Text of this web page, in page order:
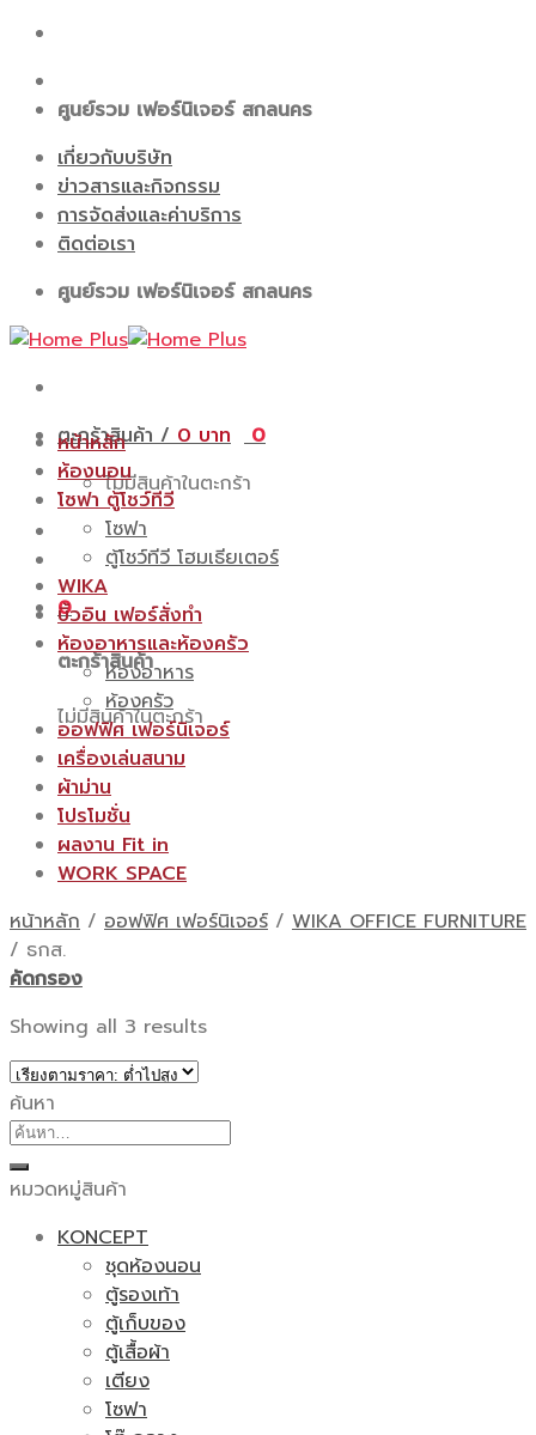
Skip
content
ศูนย์รวม เฟอร์นิเจอร์ สกลนคร
เกี่ยวกับบริษัท
ข่าวสารและกิจกรรม
การจัดส่งและค่าบริการ
ติดต่อเรา
ศูนย์รวม เฟอร์นิเจอร์ สกลนคร
ตะกร้าสินค้า /0
0
ไม่มีสินค้าในตะกร้า
0
ตะกร้าสินค้า
ไม่มีสินค้าในตะกร้า
หน้าหลัก
ห้องนอน
โซฟา ตู้โชว์ทีวี
โซฟา
ตู้โชว์ทีวี โฮมเธียเตอร์
WIKA
บิ้วอิน เฟอร์สั่งทำ
ห้องอาหารและห้องครัว
ห้องอาหาร
ห้องครัว
ออฟฟิศ เฟอร์นิเจอร์
เครื่องเล่นสนาม
ผ้าม่าน
โปรโมชั่น
ผลงาน Fit in
WORK SPACE
หน้าหลัก / ออฟฟิศ เฟอร์นิเจอร์ / WIKA OFFICE FURNITURE
/ ธกส.
คัดกรอง
Showing all 3 results
ค้นหา
ค้นหา:
หมวดหมู่สินค้า
KONCEPT
ชุดห้องนอน
ตู้รองเท้า
ตู้เก็บของ
ตู้เสื้อผ้า
เตียง
โซฟา